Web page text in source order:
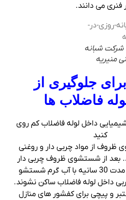
فنری می دانند.
شرکت شبانه
منیریه
جلوگیری از
فاضلاب ها
داخل لوله فاضلاب کم روی
کنید
از مواد چربی دار و روغنی
بعد از شستشوی ظروف چربی دار
لوله فاضلابی را به مدت 30 سانیه با آب گرم شستشو
داخل لوله فاضلاب ساکن نشوند.
و پیچی برای کفشور های منازل